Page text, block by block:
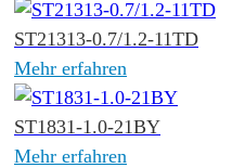
ST21313-0.7/1.2-11TD
Mehr erfahren
ST1831-1.0-21BY
Mehr erfahren